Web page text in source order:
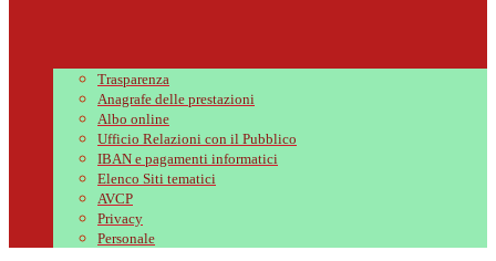
Trasparenza
Anagrafe delle prestazioni
Albo online
Ufficio Relazioni con il Pubblico
IBAN e pagamenti informatici
Elenco Siti tematici
AVCP
Privacy
Personale